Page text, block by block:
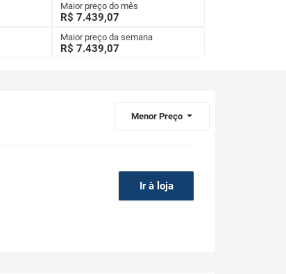
Maior preço do mês
R$ 7.439,07
Maior preço da semana
R$ 7.439,07
Menor Preço
Ir à loja